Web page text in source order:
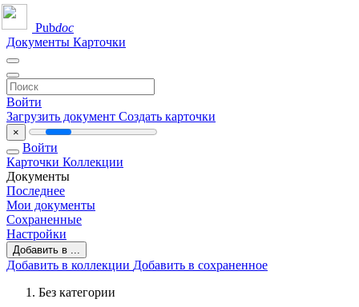
Pubdoc
Документы Карточки
Войти
Загрузить документ Создать карточки
×
Войти
Карточки Коллекции
Документы
Последнее
Мои документы
Сохраненные
Настройки
Добавить в ...
Добавить в коллекции Добавить в сохраненное
Без категории